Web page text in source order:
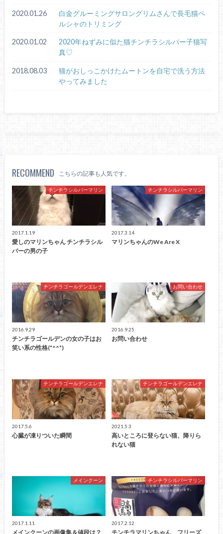
2020.01.26
白金グルーミングサロングリムさんで長毛猫ペ
ルシャのトリミング
2020.01.02
2020年ねずみに似た猫チンチラシルバー子猫写
真♡
2018.08.03
猫がおしっこかけたムートンを自宅で洗う方法
やってみました
RECOMMEND こちらの記事も人気です。
チンチラシルバーマリン
2017.1.19
愛しのマリンちゃん チンチラシル
バーの男の子
チンチラシルバーマリン
2017.3.14
マリンちゃんのWe Are X
チンチラゴールデンエレナ
2016.9.29
チンチラゴールデンの女の子はお
笑い系の性格(*^^*)
お問い合わせ
2016.9.25
お問い合わせ
チンチラゴールデンエレナ
2017.5.6
心臓が凍りついた瞬間
チンチラゴールデンエレナ
2021.5.3
高いところに登らない猫、降りら
れない猫
メインクーン
2017.1.11
メインクーンの画像集＆値段は？
チンチラシルバーマリン
2017.2.12
チンチラマリンちゃん、フリーズ